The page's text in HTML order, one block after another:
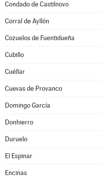
Condado de Castilnovo
Corral de Ayllón
Cozuelos de Fuentidueña
Cubillo
Cuéllar
Cuevas de Provanco
Domingo García
Donhierro
Duruelo
El Espinar
Encinas